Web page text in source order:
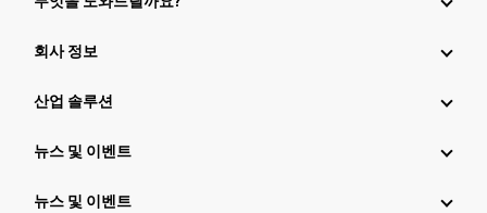
회사 정보
산업 솔루션
뉴스 및 이벤트
뉴스 및 이벤트